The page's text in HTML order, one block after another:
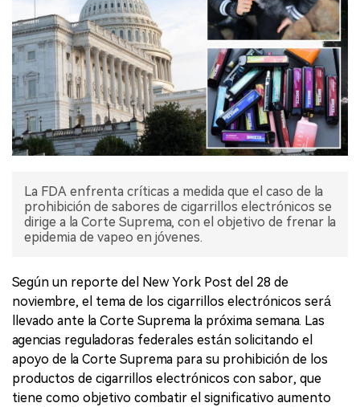
EXPOSICIÓN
ENTREVISTA
La FDA enfrenta críticas a medida que el caso de la
prohibición de sabores de cigarrillos electrónicos se
dirige a la Corte Suprema, con el objetivo de frenar la
epidemia de vapeo en jóvenes.
Según un reporte del New York Post del 28 de
noviembre, el tema de los cigarrillos electrónicos será
llevado ante la Corte Suprema la próxima semana. Las
agencias reguladoras federales están solicitando el
apoyo de la Corte Suprema para su prohibición de los
productos de cigarrillos electrónicos con sabor, que
tiene como objetivo combatir el significativo aumento